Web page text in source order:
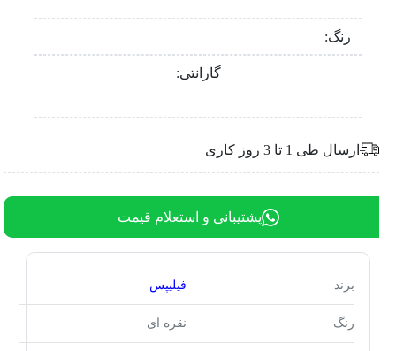
رنگ:
گارانتی:
ارسال طی 1 تا 3 روز کاری
پشتیبانی و استعلام قیمت
برند فیلیپس
رنگ نقره ای